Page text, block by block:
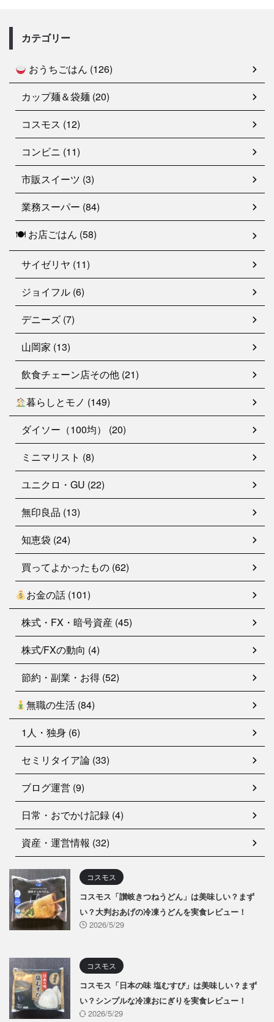
カテゴリー
おうちごはん (126)
カップ麺＆袋麺 (20)
コスモス (12)
コンビニ (11)
市販スイーツ (3)
業務スーパー (84)
🍽 お店ごはん (58)
サイゼリヤ (11)
ジョイフル (6)
デニーズ (7)
山岡家 (13)
飲食チェーン店その他 (21)
暮らしとモノ (149)
ダイソー（100均） (20)
ミニマリスト (8)
ユニクロ・GU (22)
無印良品 (13)
知恵袋 (24)
買ってよかったもの (62)
お金の話 (101)
株式・FX・暗号資産 (45)
株式/FXの動向 (4)
節約・副業・お得 (52)
無職の生活 (84)
1人・独身 (6)
セミリタイア論 (33)
ブログ運営 (9)
日常・おでかけ記録 (4)
資産・運営情報 (32)
コスモス
コスモス「讃岐きつねうどん」は美味しい？まず
い？大判おあげの冷凍うどんを実食レビュー！
2026/5/29
コスモス
コスモス「日本の味 塩むすび」は美味しい？まず
い？シンプルな冷凍おにぎりを実食レビュー！
2026/5/29